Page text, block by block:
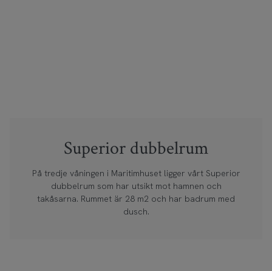
Superior dubbelrum
På tredje våningen i Maritimhuset ligger vårt Superior
dubbelrum som har utsikt mot hamnen och
takåsarna. Rummet är 28 m2 och har badrum med
dusch.